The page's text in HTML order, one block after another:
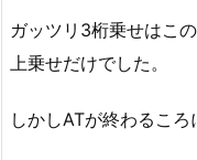
ガッツリ3桁乗せはこ
上乗せだけでした。
しかしATが終わるころ